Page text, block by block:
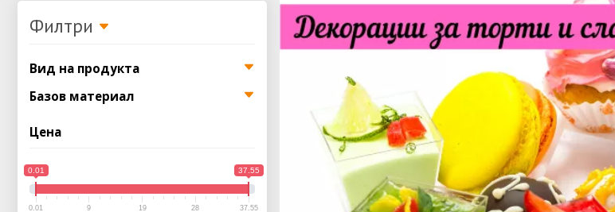
Филтри
Вид на продукта
Базов материал
Цена
0.01 37.55
0.01 9 19 28 37.55